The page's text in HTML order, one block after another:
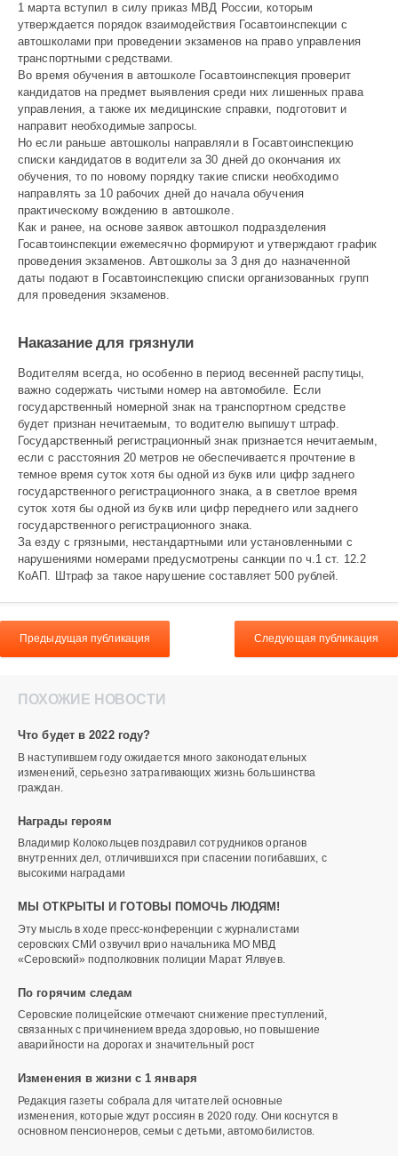
1 марта вступил в силу приказ МВД России, которым
утверждается порядок взаимодействия Госавтоинспекции с
автошколами при проведении экзаменов на право управления
транспортными средствами.
Во время обучения в автошколе Госавтоинспекция проверит
кандидатов на предмет выявления среди них лишенных права
управления, а также их медицинские справки, подготовит и
направит необходимые запросы.
Но если раньше авто­школы направляли в Госавтоинспекцию
списки кандидатов в водители за 30 дней до окончания их
обучения, то по новому порядку такие списки необходимо
направлять за 10 рабочих дней до начала обу­чения
практическому вождению в автошколе.
Как и ранее, на основе заявок автошкол подразделения
Госавтоинспекции ежемесячно формируют и утверждают график
проведения экзаменов. Автошколы за 3 дня до назначенной
даты подают в Госавтоинспекцию списки организованных групп
для проведения экзаменов.
Наказание для грязнули
Водителям всегда, но особенно в период весенней распутицы,
важно содержать чистыми номер на автомобиле. Если
государственный но­мерной знак на транспортном средстве
будет признан нечитаемым, то водителю выпишут штраф.
Государственный регистрационный знак признается нечитаемым,
если с расстояния 20 метров не обеспечивается прочтение в
темное время суток хотя бы одной из букв или цифр заднего
государственного регистрационного знака, а в светлое время
суток хотя бы одной из букв или цифр переднего или заднего
государственного регистрационного знака.
За езду с грязными, нестандартными или установленными с
нарушениями номерами предусмотрены санкции по ч.1 ст. 12.2
КоАП. Штраф за такое нарушение составляет 500 рублей.
Предыдущая публикация Следующая публикация
ПОХОЖИЕ НОВОСТИ
Что будет в 2022 году?
В наступившем году ожидается много законодательных
изменений, серьезно затрагивающих жизнь большинства
граждан.
Награды героям
Владимир Колокольцев поздравил сотрудников органов
внутренних дел, отличившихся при спасении погибавших, с
высокими наградами
МЫ ОТКРЫТЫ И ГОТОВЫ ПОМОЧЬ ЛЮДЯМ!
Эту мысль в ходе пресс-конференции с журналистами
серовских СМИ озвучил врио начальника МО МВД
«Серовский» подполковник полиции Марат Ялвуев.
По горячим следам
Серовские полицейские отмечают снижение преступлений,
связанных с причинением вреда здоровью, но повышение
аварийности на дорогах и значительный рост
Изменения в жизни с 1 января
Редакция газеты собрала для читателей основные
изменения, которые ждут россиян в 2020 году. Они коснутся в
основном пенсионеров, семьи с детьми, автомобилистов.